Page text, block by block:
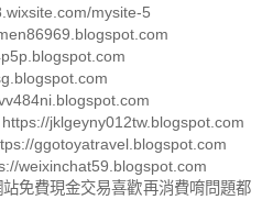
mysite-5
jklgeyny012tw.blogspot.com
ggotoyatravel.blogspot.com
weixinchat59.blogspot.com
免費現金交易喜歡再消費唷問題都